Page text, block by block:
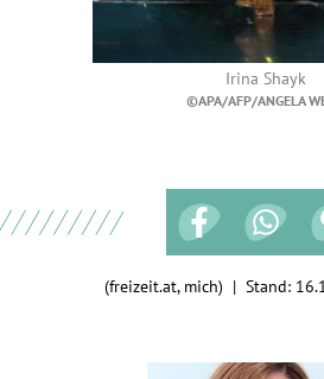
Irina Shayk
©APA/AFP/ANGELA
(freizeit.at, mich) | Stand: